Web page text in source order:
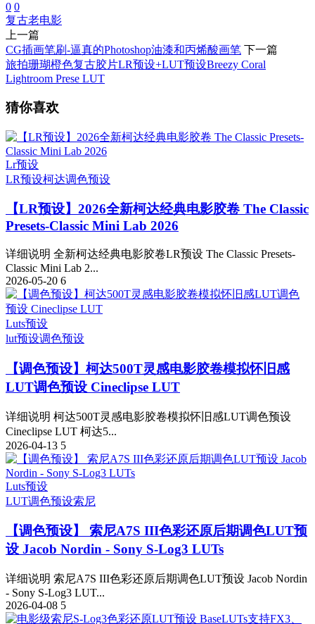
0 0
复古老电影
上一篇
CG插画笔刷-逼真的Photoshop油漆和丙烯酸画笔 下一篇
旅拍珊瑚橙色复古胶片LR预设+LUT预设Breezy Coral
Lightroom Prese LUT
猜你喜欢
Lr预设
LR预设柯达调色预设
【LR预设】2026全新柯达经典电影胶卷 The Classic
Presets-Classic Mini Lab 2026
详细说明 全新柯达经典电影胶卷LR预设 The Classic Presets-
Classic Mini Lab 2...
2026-05-20 6
Luts预设
lut预设调色预设
【调色预设】柯达500T灵感电影胶卷模拟怀旧感
LUT调色预设 Cineclipse LUT
详细说明 柯达500T灵感电影胶卷模拟怀旧感LUT调色预设
Cineclipse LUT 柯达5...
2026-04-13 5
Luts预设
LUT调色预设索尼
【调色预设】 索尼A7S III色彩还原后期调色LUT预
设 Jacob Nordin - Sony S-Log3 LUTs
详细说明 索尼A7S III色彩还原后期调色LUT预设 Jacob Nordin
- Sony S-Log3 LUT...
2026-04-08 5